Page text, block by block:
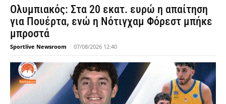
Ολυμπιακός: Στα 20 εκατ. ευρώ η απαίτηση
για Πουέρτα, ενώ η Νότιγχαμ Φόρεστ μπήκε
μπροστά
Sportlive Newsroom - 07/08/2026 12:40